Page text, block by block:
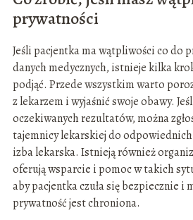
prywatności
Jeśli pacjentka ma wątpliwości co do
danych medycznych, istnieje kilka
podjąć. Przede wszystkim warto
z lekarzem i wyjaśnić swoje obawy.
oczekiwanych rezultatów, można
tajemnicy lekarskiej do
izba lekarska. Istnieją również
oferują wsparcie i pomoc w takich
aby pacjentka czuła się bezpiecznie i
prywatność jest chroniona.